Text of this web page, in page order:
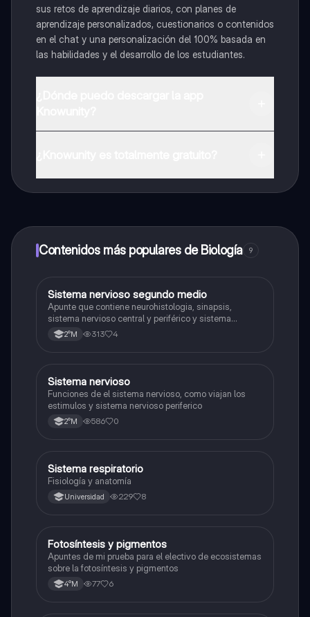
sus retos de aprendizaje diarios, con planes de
aprendizaje personalizados, cuestionarios o contenidos
en el chat y una personalización del 100% basada en
las habilidades y el desarrollo de los estudiantes.
a determinadas funciones.
Contenidos más populares de Biología 9
Biología
Sistema nervioso segundo medio
Apunte que contiene neurohistologia, sinapsis,
sistema nervioso central y periférico y sistema
endocrino
2°M 313 4
SBiología
Sistema nervioso
Funciones de el sistema nervioso, como viajan los
estimulos y sistema nervioso periferico
2°M 586 0
Biología
Sistema respiratorio
Fisiología y anatomía
Universidad 229 8
Biología
Fotosíntesis y pigmentos
Apuntes de mi prueba para el electivo de ecosistemas
sobre la fotosíntesis y pigmentos
4°M 77 6